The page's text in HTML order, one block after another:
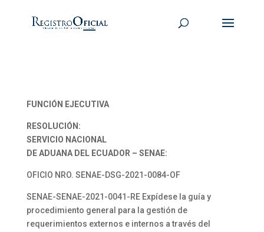
FUNCIÓN EJECUTIVA
RESOLUCIÓN:
SERVICIO NACIONAL
DE ADUANA DEL ECUADOR – SENAE:
OFICIO NRO. SENAE-DSG-2021-0084-OF
SENAE-SENAE-2021-0041-RE Expídese la guía y
procedimiento general para la gestión de
requerimientos externos e internos a través del